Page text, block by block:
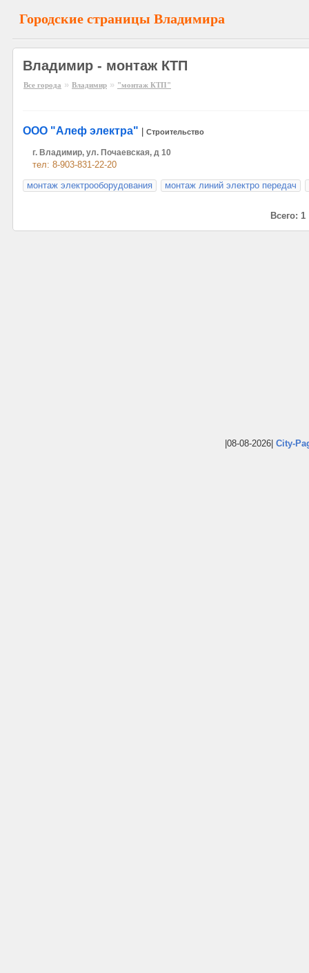
Городские страницы Владимира
Владимир - монтаж КТП
Все города » Владимир » "монтаж КТП"
ООО "Алеф электра" Строительство
г. Владимир, ул. Почаевская, д 10
тел: 8-903-831-22-20
монтаж электрооборудования
монтаж линий электро передач
Всего: 1
|08-08-2026| City-